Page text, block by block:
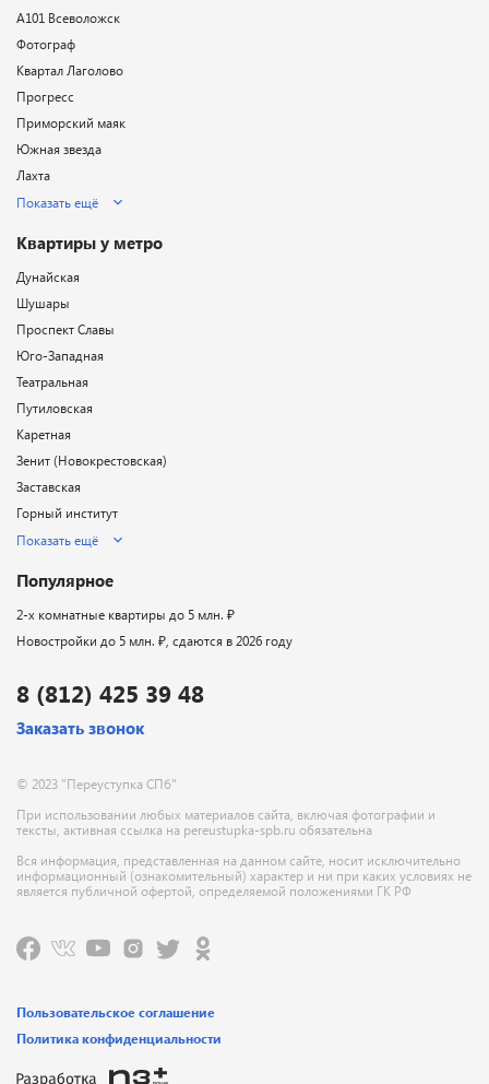
8 (812) 425 39 48
Заказать звонок
© 2023 "Переуступка СПб"
При использовании любых материалов сайта, включая фотографии и
тексты, активная ссылка на pereustupka-spb.ru обязательна
Вся информация, представленная на данном сайте, носит исключительно
информационный (ознакомительный) характер и ни при каких условиях не
является публичной офертой, определяемой положениями ГК РФ
А101 Всеволожск
Фотограф
Квартал Лаголово
Прогресс
Приморский маяк
Южная звезда
Лахта
Показать ещё
Квартиры у метро
Дунайская
Шушары
Проспект Славы
Юго-Западная
Театральная
Путиловская
Каретная
Зенит (Новокрестовская)
Заставская
Горный институт
Показать ещё
Популярное
2-х комнатные квартиры до 5 млн. ₽
Новостройки до 5 млн. ₽, сдаются в 2026 году
Пользовательское соглашение
Политика конфиденциальности